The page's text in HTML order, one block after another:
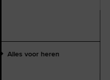
Alles voor heren